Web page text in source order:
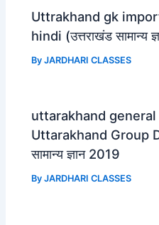
p m
Uttrakhand gk
hindi (उत्तराखंड सामान्य
ByJARDHARI CLASSES
uttarakhand
Uttarakhand Group
सामान्य ज्ञान 2019
ByJARDHARI CLASSES